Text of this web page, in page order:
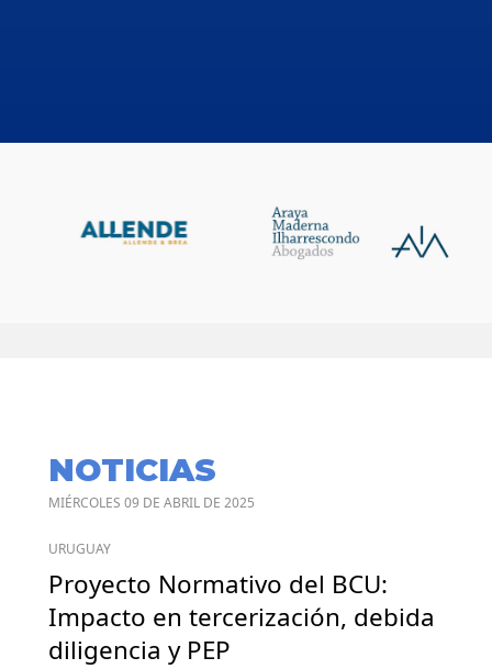
NOTICIAS
MIÉRCOLES 09 DE ABRIL DE 2025
URUGUAY
Proyecto Normativo del BCU:
Impacto en tercerización, debida
diligencia y PEP